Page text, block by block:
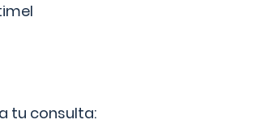
tu consulta: